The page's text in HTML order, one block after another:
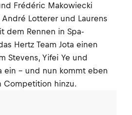
Frédéric Makowiecki
Lotterer und Laurens
dem Rennen in Spa-
Hertz Team Jota einen
Stevens, Yifei Ye und
ein - und nun kommt eben
Competition hinzu.